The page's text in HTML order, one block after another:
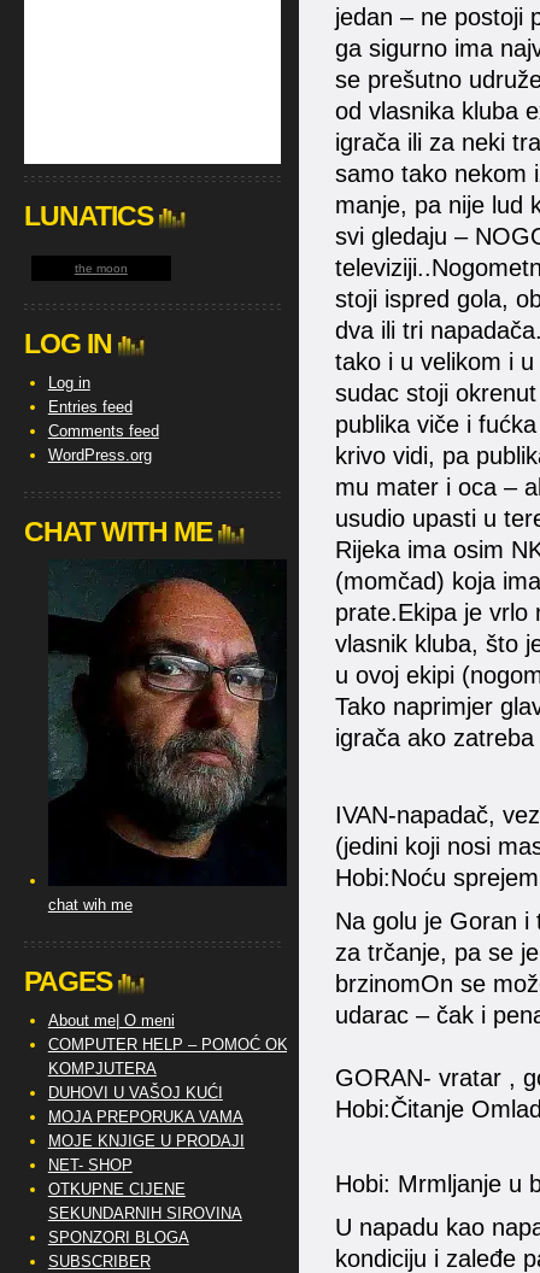
jedan – ne postoji
ga sigurno ima
se prešutno
od vlasnika kluba
igrača ili za neki
samo tako nekom
manje, pa nije lud
svi gledaju –
stoji ispred gola,
dva ili tri
tako i u velikom i
sudac stoji
publika viče i
krivo vidi, pa
mu mater i oca –
usudio upasti u
Rijeka ima osim
(momčad) koja
prate.Ekipa je vrlo
vlasnik kluba, što
u ovoj ekipi
Tako naprimjer
igrača ako
IVAN-napadač,
(jedini koji nosi
Hobi:Noću
Na golu je Goran i
za trčanje, pa se
brzinomOn se
udarac – čak i
GORAN- vratar ,
Hobi:Čitanje
Hobi: Mrmljanje u
U napadu kao
kondiciju i zaleđe
LUNATICS
the moon
LOG IN
Log in
Entries feed
Comments feed
WordPress.org
CHAT WITH ME
chat wih me
PAGES
About me| O meni
COMPUTER HELP – POMOĆ OKO
KOMPJUTERA
DUHOVI U VAŠOJ KUĆI
MOJA PREPORUKA VAMA
MOJE KNJIGE U PRODAJI
NET- SHOP
OTKUPNE CIJENE
SEKUNDARNIH SIROVINA
SPONZORI BLOGA
SUBSCRIBER